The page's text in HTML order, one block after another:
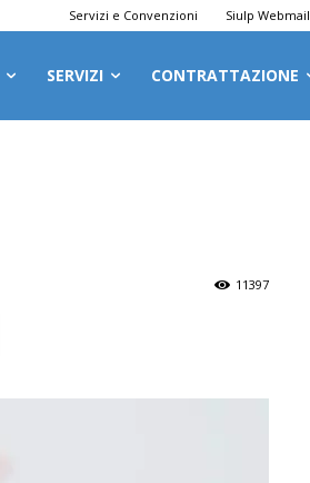
Servizi e Convenzioni Siulp Webmail
SERVIZI CONTRATTAZIONE
11397